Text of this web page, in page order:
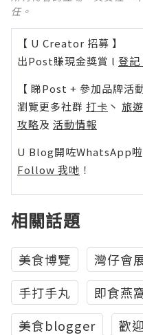
任。
【 U Creator 招募 】
出Post賺現金獎賞 l 登記
【 睇Post + 參加品牌活動
瀏覽更多社群 打卡 丶 旅遊
攻略及 活動情報
U Blog開咗WhatsApp啦
Follow 我哋 ！
相關話題
美食博覽 灣仔會
手打手丸
即食燕
美食blogger
歡